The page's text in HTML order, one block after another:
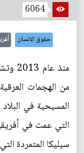
6064
حقوق الانسان
منذ
من الهجمات
المسيحية في
التي عمت في
سيليكا المتمردة